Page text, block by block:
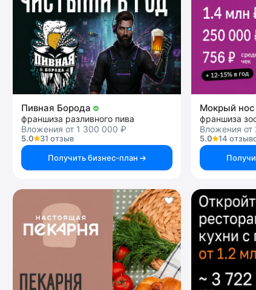
Пивная Борода
франшиза разливного пива
Вложения от 1 300 000 ₽
5.0
31 отзыв
Получить бизнес-план
Мокрый нос
франшиза
Вложения
5.0
14